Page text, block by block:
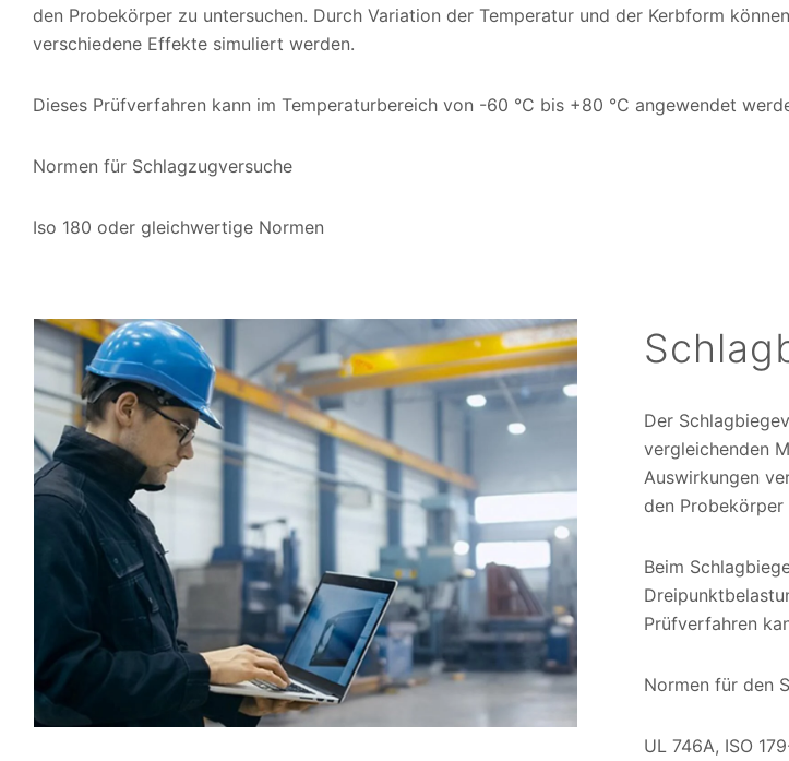
den Probekörper zu untersuchen. Durch Variation der Temperatur und der Kerbform können
verschiedene Effekte simuliert werden.
Dieses Prüfverfahren kann im Temperaturbereich von -60 °C bis +80 °C angewendet
Normen für Schlagzugversuche
Iso 180 oder gleichwertige Normen
Der
vergleichenden
Auswirkungen
den Probekörper
Beim
Prüfverfahren
Normen für den
UL 746A, ISO